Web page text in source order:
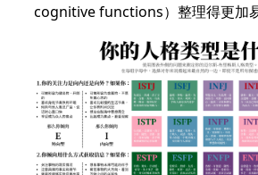
cognitive functions）整理得更加易